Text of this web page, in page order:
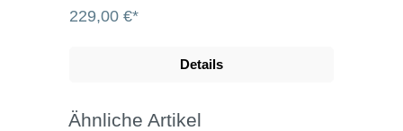
229,00 €*
Details
Ähnliche Artikel